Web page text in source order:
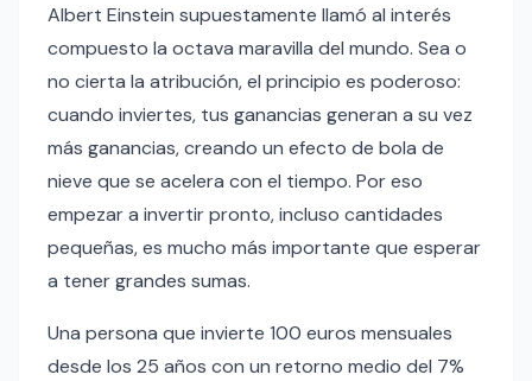
Albert Einstein supuestamente llamó al interés
compuesto la octava maravilla del mundo. Sea o
no cierta la atribución, el principio es poderoso:
cuando inviertes, tus ganancias generan a su vez
más ganancias, creando un efecto de bola de
nieve que se acelera con el tiempo. Por eso
empezar a invertir pronto, incluso cantidades
pequeñas, es mucho más importante que esperar
a tener grandes sumas.
Una persona que invierte 100 euros mensuales
desde los 25 años con un retorno medio del 7%